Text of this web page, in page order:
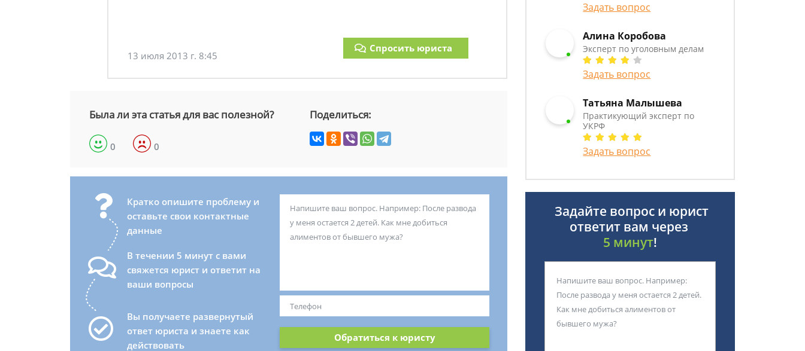
13 июля 2013 г. 8:45
Спросить юриста
Была ли эта статья для вас полезной?
0 0
Поделиться:
Кратко опишите проблему и
оставьте свои контактные
данные
В течении 5 минут с вами
свяжется юрист и ответит на
ваши вопросы
Вы получаете развернутый
ответ юриста и знаете как
действовать
Обратиться к юристу
Задать вопрос
Алина Коробова
Эксперт по уголовным делам
Задать вопрос
Татьяна Малышева
Практикующий эксперт по
УКРФ
Задать вопрос
Задайте вопрос и юрист
ответит вам через
5 минут!